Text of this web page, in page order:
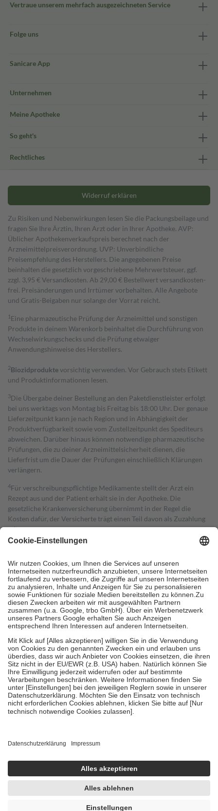
Vertraue unserem mehrfach ausgezeichneten Service
Folge uns
Sanicare App
Unternehmen
Meine Apotheke
So geht's
Rechtliches
Widerruf erklären
Zu Risiken und Nebenwirkungen lesen Sie die Packungsbeilage und
fragen Sie Ihre Ärztin, Ihren Arzt oder in Ihrer Apotheke. AVP:
Üblicher Apothekenverkaufspreis berechnet nach der
Arzneimittelpreisverordnung. UVP: Unverbindliche
Preisempfehlung des Herstellers. Die angegebenen Preise
beinhalten die gesetzlich vorgeschriebene Mehrwertsteuer, ggf.
zzgl. 3,95 € Versandkosten. Ab 29,00 € Bestell­wert versand­kosten­
frei. Preisänderungen und Irrtümer vorbehalten. Alle Angebote
und Gratis-Beigaben nur solange der Vorrat reicht.
1 Eine pharmazeutische Prüfung der Arzneimittel und sonstigen
Produkte in deinem Warenkorb beinhaltet die Durchführung von
Wechselwirkungschecks und die Prüfung etwaiger
Anwendungshinweise des Herstellers.
2Biozidproduktevorsichtig verwenden. Vor Gebrauch stets Etikett
und Produktinformationen lesen.
3Die Übergabe deiner Bestellung an den Paketdienstleister erfolgt
bei uns werktags von Montag bis Freitag bis 18:00 Uhr. Der genaue
Lieferzeitpunkt kann je nach Region und in Abhängigkeit der
Produktverfügbarkeit sowie vom Zustellzeitpunkt des Spediteurs
abweichen. Darüber hinaus können notwendige pharmazeutische
Prüfungen, die zu deiner Arzneimittelsicherheit dienen, die
Lieferfrist um die Dauer der Prüfungen einschließlich Klärungen
verlängern.
4Für verschreibungspflichtige Medikamente stellt der Arzt ein
Rezept aus und der Patient erhält sie in der Apotheke. Die
gesetzliche Krankenversicherung übernimmt in der Regel die
Kosten dafür, der Versicherte trägt einen Teil davon als Zuzahlung
mit.
Grundsätzlich leisten Mitglieder Zuzahlungen in Höhe von zehn
höchstens zehn Euro.
Es sind jedoch nie mehr als die tatsächlichen
Kosten der Leistung zu entrichten.
Diese Regeln gelten grundsätzlich auch für Online-Apotheken.
Bei Heilmitteln und häuslicher Krankenpflege beträgt die
Zuzahlung zehn Prozent der Kosten sowie zehn Euro je
Verordnung.
Um das Engagement der Versicherten für ihre eigene Gesundheit zu
stärken und die besondere Stellung der Familie zu unterstützen,
fallenkeine Zuzahlungenan bei:
• Kindern und Jugendlichen bis zum vollendeten 18. Lebensjahr
mit Ausnahme der Fahrkosten
• Untersuchungen zur Vorsorge und Früherkennung, die von der
GKV getragen werden
• empfohlenen Schutzimpfungen
• Harn- und Blutteststreifen
getroffen, um sicherzustellen, dass es sich um echte Bewertungen
https://help.etrusted.com/hc/de/articles/4419944605341
Einige Bilder und Inhalte wurden unter Zuhilfenahme künstlicher